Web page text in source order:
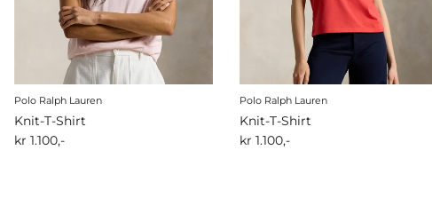
Polo Ralph Lauren
Knit-T-Shirt
kr 1.100,-
Polo Ralph Lauren
Knit-T-Shirt
kr 1.100,-